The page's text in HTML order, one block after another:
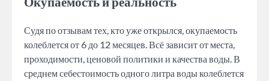
Судя по отзывам тех, кто уже открылся, окупаемость
колеблется от 6 до 12 месяцев. Всё зависит от места,
проходимости, ценовой политики и качества воды. В
среднем себестоимость одного литра воды колеблется